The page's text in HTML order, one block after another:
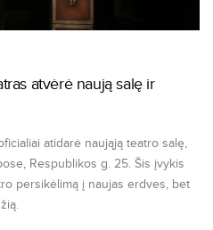
atvėrė naują salę ir
atidarė naująją teatro salę,
Respublikos g. 25. Šis įvykis
persikėlimą į naujas erdves, bet